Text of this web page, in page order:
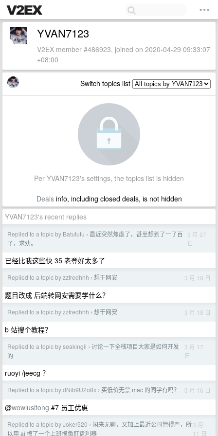
YVAN7123
V2EX member #486923, joined on 2020-04-29 09:33:07
+08:00
Switch topics list
Per YVAN7123's settings, the topics list is hidden
Dealsinfo, including closed deals, is not hidden
YVAN7123's recent replies
Replied to a topic by Batututu › 最近突然焦虑了，甚至想到了一了百
了，求劝。
3 月 27
日
已经比我这些快 35 老登好太多了
Replied to a topic by zzfredhhh › 想干网安 3 月 18 日
题目改成 后端转网安需要学什么？
Replied to a topic by zzfredhhh › 想干网安 3 月 18 日
b 站搜个教程？
Replied to a topic by seakingii › 讨论一下全栈项目大家是如何开发
的
3 月 17
日
ruoyi /jeecg ？
Replied to a topic by dNib9U2o8x › 买低价无票 mac 的同学有吗？ 3 月 16 日
@wowlusitong #7 员工优惠
Replied to a topic by Joker520 › 闲来无聊，又加上最近公司管得严，所
以用 ai 搞了一个上班摸鱼盯盘利器
3 月
11 日